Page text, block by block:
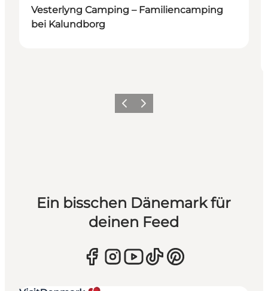
Vesterlyng Camping – Familiencamping
bei Kalundborg
ZurückWeiter
Ein bisschen Dänemark für
deinen Feed